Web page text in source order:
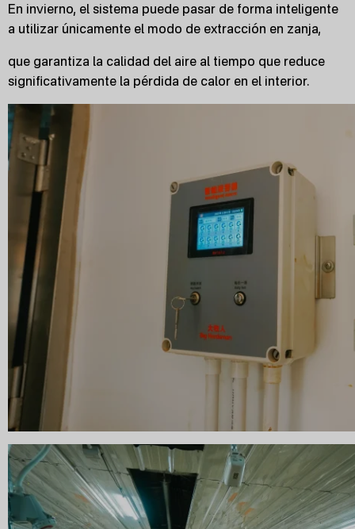
En invierno, el sistema puede pasar de forma inteligente
a utilizar únicamente el modo de extracción en zanja,
que garantiza la calidad del aire al tiempo que reduce
significativamente la pérdida de calor en el interior.